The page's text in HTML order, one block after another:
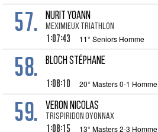
57. NURIT Yoann
Meximieux Triathlon
1:07:43 11° Seniors Homme
58. BLOCH Stéphane
1:08:10 20° Masters 0-1 Homme
59. VERON Nicolas
Trispiridon Oyonnax
1:08:15 13° Masters 2-3 Homme